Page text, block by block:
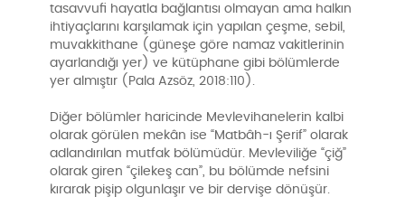
tasavvufi hayatla bağlantısı olmayan ama halkın
ihtiyaçlarını karşılamak için yapılan çeşme, sebil,
muvakkithane (güneşe göre namaz vakitlerinin
ayarlandığı yer) ve kütüphane gibi bölümlerde
yer almıştır (Pala Azsöz, 2018:110).
Diğer bölümler haricinde Mevlevihanelerin kalbi
olarak görülen mekân ise “Matbâh-ı Şerif” olarak
adlandırılan mutfak bölümüdür. Mevleviliğe “çiğ”
olarak giren “çilekeş can”, bu bölümde nefsini
kırarak pişip olgunlaşır ve bir dervişe dönüşür.